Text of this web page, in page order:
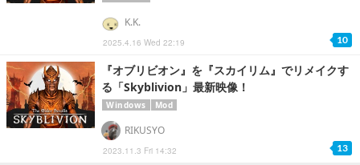
2025.4.16 Wed 22:19
K.K.
10
『オブリビオン』を『スカイリム』でリメイクす
る「Skyblivion」最新映像！
Windows Mod
2023.11.3 Fri 14:32
RIKUSYO
13